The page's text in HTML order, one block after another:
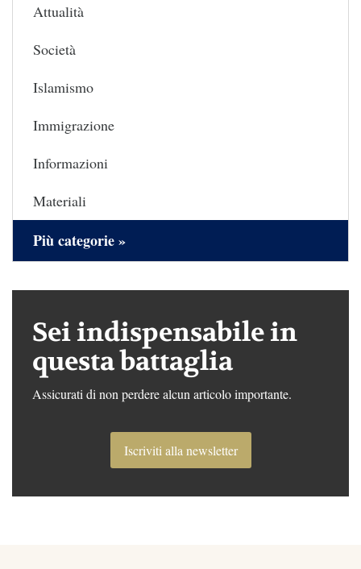
Attualità
Società
Islamismo
Immigrazione
Informazioni
Materiali
Più categorie »
Sei indispensabile in
questa battaglia
Assicurati di non perdere alcun articolo importante.
Iscriviti alla newsletter